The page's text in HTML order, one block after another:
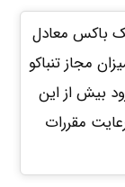
باکس معادل
میزان مجاز تنباکو
ورود بیش از این
مقررات